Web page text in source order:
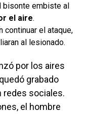
bisonte embiste al
el aire.
continuar el ataque,
al lesionado.
por los aires
grabado
redes sociales.
el hombre